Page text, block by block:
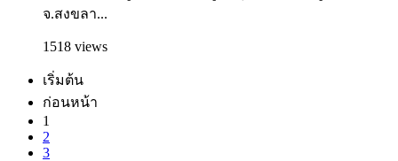
จ.สงขลา...
1518 views
เริ่มต้น
ก่อนหน้า
1
2
3